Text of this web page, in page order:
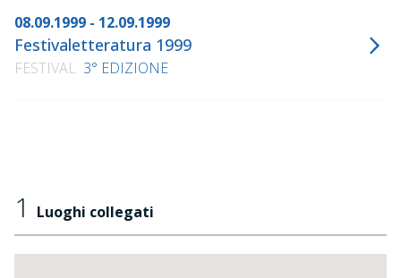
08.09.1999 - 12.09.1999
Festivaletteratura 1999
FESTIVAL 3° EDIZIONE
1 Luoghi collegati